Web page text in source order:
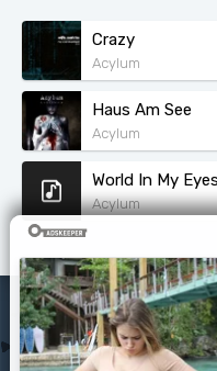
Crazy
Acylum
Haus Am See
Acylum
World In My Eyes
Acylum
Исполнители